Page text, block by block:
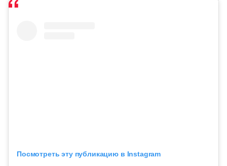
Посмотреть эту публикацию в Instagram